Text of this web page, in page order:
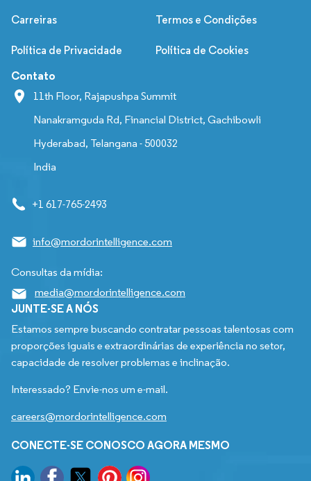
Carreiras Termos e Condições
Política de Privacidade Política de Cookies
Contato
11th Floor, Rajapushpa Summit
Nanakramguda Rd, Financial District, Gachibowli
Hyderabad, Telangana - 500032
India
+1 617-765-2493
info@mordorintelligence.com
Consultas da mídia:
media@mordorintelligence.com
JUNTE-SE A NÓS
Estamos sempre buscando contratar pessoas talentosas com
proporções iguais e extraordinárias de experiência no setor,
capacidade de resolver problemas e inclinação.
Interessado? Envie-nos um e-mail.
careers@mordorintelligence.com
CONECTE-SE CONOSCO AGORA MESMO